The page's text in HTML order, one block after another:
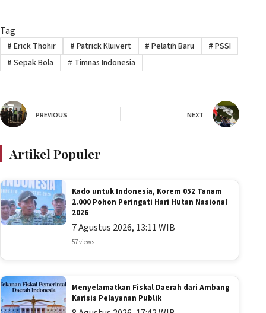
Tag
# Erick Thohir # Patrick Kluivert # Pelatih Baru # PSSI
# Sepak Bola # Timnas Indonesia
PREVIOUS NEXT
Artikel Populer
Kado untuk Indonesia, Korem 052 Tanam
2.000 Pohon Peringati Hari Hutan Nasional
2026
7 Agustus 2026, 13:11 WIB
57 views
Menyelamatkan Fiskal Daerah dari Ambang
Karisis Pelayanan Publik